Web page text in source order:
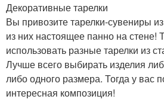
Декоративные тарелки
Вы привозите тарелки-сувениры
из них настоящее панно на стене!
использовать разные тарелки из
Лучше всего выбирать изделия
либо одного размера. Тогда у вас
интересная композиция!